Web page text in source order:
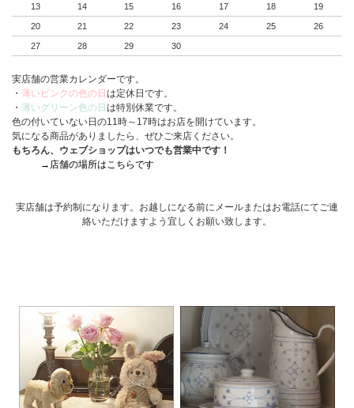
13 14 15 16 17 18 19
20 21 22 23 24 25 26
27 28 29 30
実店舗の営業カレンダーです。
・ 薄いピンクの色の日は定休日です。
・ 薄いグリーン色の日は特別休業です。
色の付いていない日の11時～17時はお店を開けています。
気になる商品がありましたら、ぜひご来店ください。
もちろん、ウェブショップはいつでも営業中です！
→店舗の場所はこちらです
実店舗は予約制になります。お越しになる前にメールまたはお電話にてご連
絡いただけますよう宜しくお願い致します。